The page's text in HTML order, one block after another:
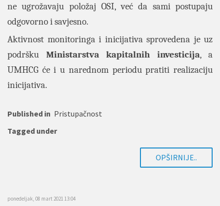
ne ugrožavaju položaj OSI, već da sami postupaju
odgovorno i savjesno.
Aktivnost monitoringa i inicijativa sprovedena je uz
podršku Ministarstva kapitalnih investicija, a
UMHCG će i u narednom periodu pratiti realizaciju
inicijativa.
Published in Pristupačnost
Tagged under
OPŠIRNIJE..
ponedeljak, 08 mart 2021 13:04